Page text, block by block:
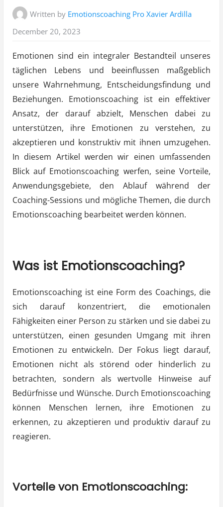
Written by Emotionscoaching Pro Xavier Ardilla
December 20, 2023
Emotionen sind ein integraler Bestandteil unseres
täglichen Lebens und beeinflussen maßgeblich
unsere Wahrnehmung, Entscheidungsfindung und
Beziehungen. Emotionscoaching ist ein effektiver
Ansatz, der darauf abzielt, Menschen dabei zu
unterstützen, ihre Emotionen zu verstehen, zu
akzeptieren und konstruktiv mit ihnen umzugehen.
In diesem Artikel werden wir einen umfassenden
Blick auf Emotionscoaching werfen, seine Vorteile,
Anwendungsgebiete, den Ablauf während der
Coaching-Sessions und mögliche Themen, die durch
Emotionscoaching bearbeitet werden können.
Was ist Emotionscoaching?
Emotionscoaching ist eine Form des Coachings, die
sich darauf konzentriert, die emotionalen
Fähigkeiten einer Person zu stärken und sie dabei zu
unterstützen, einen gesunden Umgang mit ihren
Emotionen zu entwickeln. Der Fokus liegt darauf,
Emotionen nicht als störend oder hinderlich zu
betrachten, sondern als wertvolle Hinweise auf
Bedürfnisse und Wünsche. Durch Emotionscoaching
können Menschen lernen, ihre Emotionen zu
erkennen, zu akzeptieren und produktiv darauf zu
reagieren.
Vorteile von Emotionscoaching: